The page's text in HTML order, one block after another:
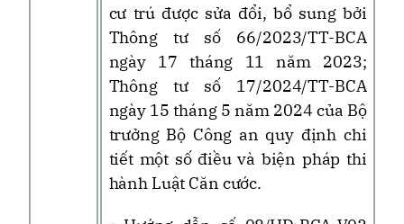
cư trú được sửa đổi, bổ sung bởi
Thông tư số 66/2023/TT-BCA
ngày 17 tháng 11 năm 2023;
Thông tư số 17/2024/TT-BCA
ngày 15 tháng 5 năm 2024 của Bộ
trưởng Bộ Công an quy định chi
tiết một số điều và biện pháp thi
hành Luật Căn cước.